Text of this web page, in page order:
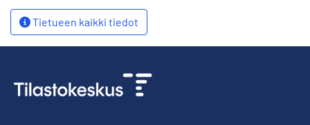
Tietueen kaikki tiedot